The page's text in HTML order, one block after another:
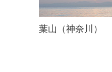
葉山（神奈川）